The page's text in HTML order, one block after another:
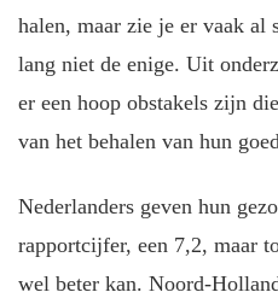
halen, maar zie je er vaak al
lang niet de enige. Uit
er een hoop obstakels zijn
van het behalen van hun
Nederlanders geven hun
rapportcijfer, een 7,2, maar
wel beter kan. Noord-